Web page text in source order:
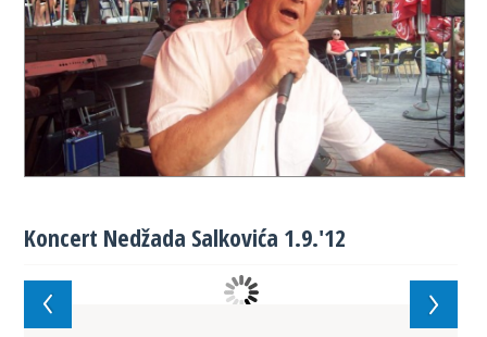
Koncert Nedžada Salkovića 1.9.'12